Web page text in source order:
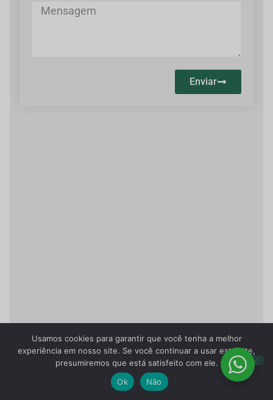
Enviar
Usamos cookies para garantir que você tenha a melhor
experiência em nosso site. Se você continuar a usar este site,
presumiremos que está satisfeito com ele.
Ok
Não